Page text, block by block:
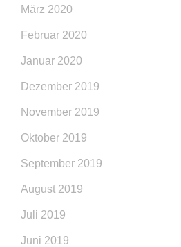
März 2020
Februar 2020
Januar 2020
Dezember 2019
November 2019
Oktober 2019
September 2019
August 2019
Juli 2019
Juni 2019